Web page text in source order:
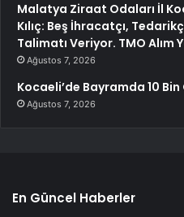
Malatya Ziraat Odaları İl
Kılıç: Beş İhracatçı,
Talimatı Veriyor. TMO Alım
Ağustos 7, 2026
Kocaeli’de Bayramda 10
Ağustos 7, 2026
En Güncel Haberler